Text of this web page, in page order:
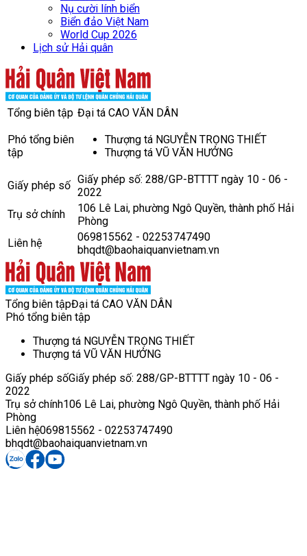
Nụ cười lính biển
Biển đảo Việt Nam
World Cup 2026
Lịch sử Hải quân
Tổng biên tập Đại tá CAO VĂN DÂN
Phó tổng biên
tập
Thượng tá NGUYỄN TRỌNG THIẾT
Thượng tá VŨ VĂN HƯỞNG
Giấy phép số Giấy phép số: 288/GP-BTTTT ngày 10 - 06 -
2022
Trụ sở chính
106 Lê Lai, phường Ngô Quyền, thành phố Hải
Phòng
Liên hệ
069815562 - 02253747490
bhqdt@baohaiquanvietnam.vn
Tổng biên tậpĐại tá CAO VĂN DÂN
Phó tổng biên tập
Thượng tá NGUYỄN TRỌNG THIẾT
Thượng tá VŨ VĂN HƯỞNG
Giấy phép sốGiấy phép số: 288/GP-BTTTT ngày 10 - 06 -
2022
Trụ sở chính106 Lê Lai, phường Ngô Quyền, thành phố Hải
Phòng
Liên hệ069815562 - 02253747490
bhqdt@baohaiquanvietnam.vn